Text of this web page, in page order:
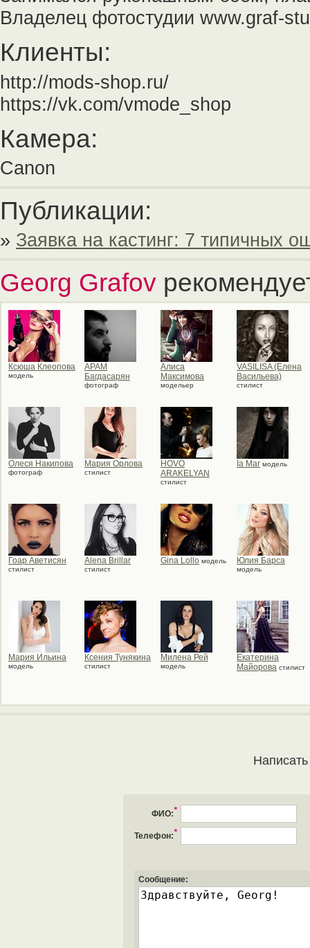
Владелец фотостудии www.graf-
Клиенты:
http://mods-shop.ru/
https://vk.com/vmode_shop
Камера:
Canon
Публикации:
» Заявка на кастинг: 7 типичных
Georg Grafov
Ксюша Клеопова
модель
АРАМ
Багдасарян
фотограф
Алиса
Максимова
модельер
VASILISA (Елена
Васильева)
стилист
Олеся Накипова
фотограф
Мария Орлова
стилист
HOVO
ARAKELYAN
стилист
Ia Mar модель
Гоар Аветисян
стилист
Alena Brillar
стилист
Gina Lollo модель Юлия Барса
модель
Мария Ильина
модель
Ксения Тунякина
стилист
Милена Рей
модель
Екатерина
Майорова стилист
ФИО:*
Телефон:*
Сообщение: